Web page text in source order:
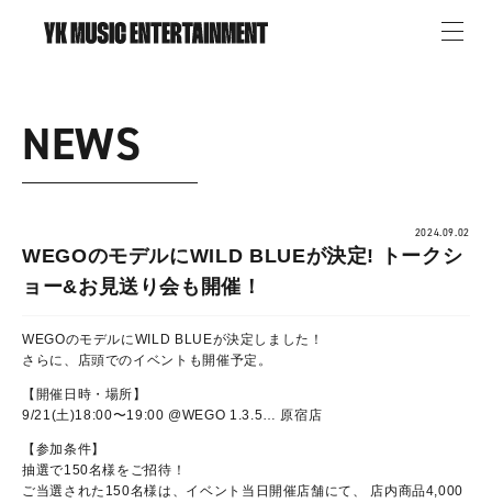
NEWS
2024.09.02
WEGOのモデルにWILD BLUEが決定! トークシ
ョー&お見送り会も開催！
WEGOのモデルにWILD BLUEが決定しました！
さらに、店頭でのイベントも開催予定。
【開催日時・場所】
9/21(土)18:00〜19:00 @WEGO 1.3.5… 原宿店
【参加条件】
抽選で150名様をご招待！
ご当選された150名様は、イベント当日開催店舗にて、 店内商品4,000